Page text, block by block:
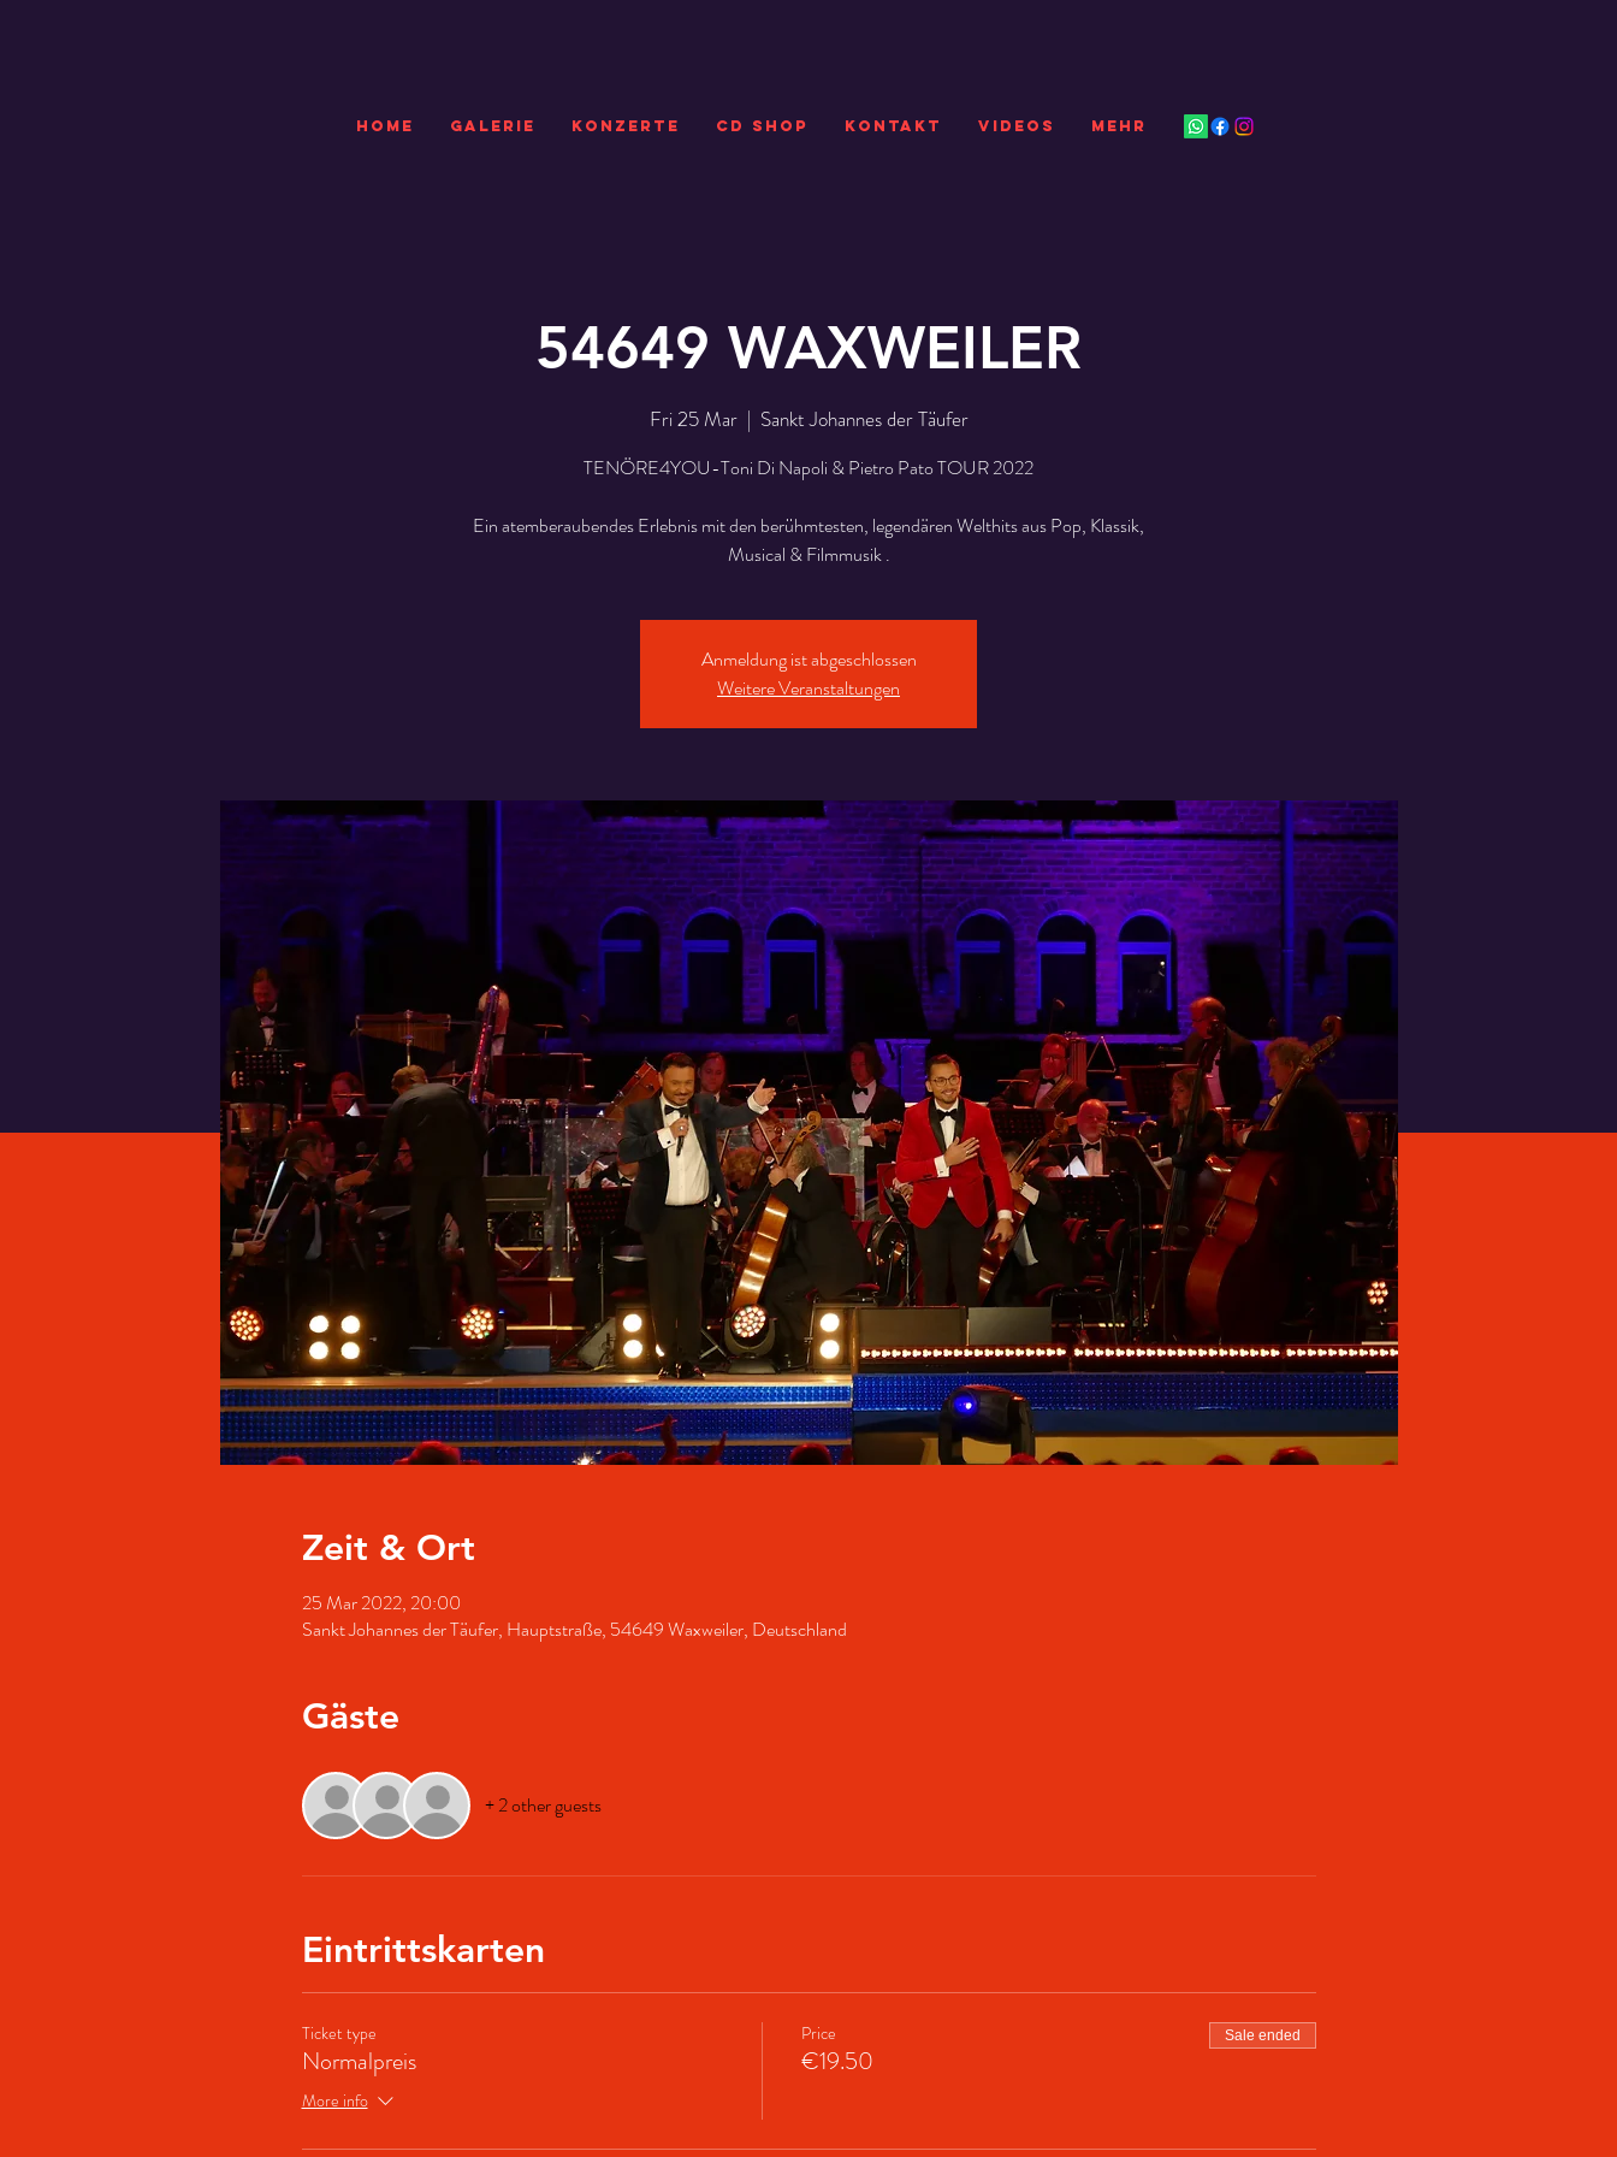
HOME GALERIE KONZERTE CD SHOP Kontakt VIDEOS Mehr
54649 WAXWEILER
Fri 25 Mar
  |
Sankt Johannes der Täufer
TENÖRE4YOU-Toni Di Napoli & Pietro Pato TOUR 2022
Ein atemberaubendes Erlebnis mit den berühmtesten, legendären Welthits aus Pop, Klassik,
Musical & Filmmusik .
Anmeldung ist abgeschlossen
Weitere Veranstaltungen
Zeit & Ort
25 Mar 2022, 20:00
Sankt Johannes der Täufer, Hauptstraße, 54649 Waxweiler, Deutschland
Gäste
+ 2 other guests
Eintrittskarten
Ticket type
Normalpreis
More info
Price
€19.50
Sale ended